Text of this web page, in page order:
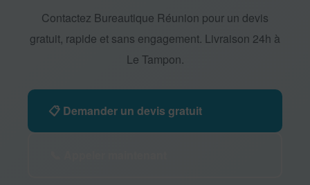
Contactez Bureautique Réunion pour un devis
gratuit, rapide et sans engagement. Livraison 24h à
Le Tampon.
📋 Demander un devis gratuit